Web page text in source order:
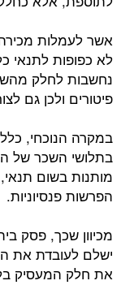
אשר לעמלות
לא כפופות לתנאי
נחשבות לחלק
פיטורים ולכן גם
במקרה הנוכחי,
בתלושי השכר של
מותנות בשום תנאי,
הפרשות פנסיוניות.
מכיוון שכך, פסק
ישלם לעובדת את
את חלק המעסיק